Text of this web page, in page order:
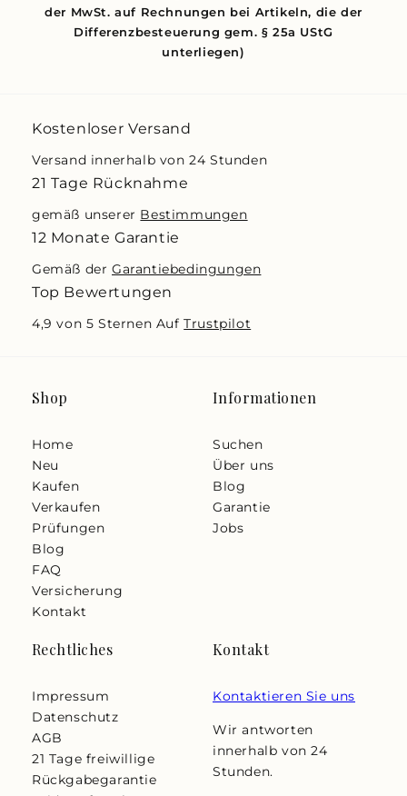
der MwSt. auf Rechnungen bei Artikeln, die der
Differenzbesteuerung gem. § 25a UStG
unterliegen)
Kostenloser Versand
Versand innerhalb von 24 Stunden
21 Tage Rücknahme
gemäß unserer Bestimmungen
12 Monate Garantie
Gemäß der Garantiebedingungen
Top Bewertungen
4,9 von 5 Sternen AufTrustpilot
Shop
Home
Neu
Kaufen
Verkaufen
Prüfungen
Blog
FAQ
Versicherung
Kontakt
Informationen
Suchen
Über uns
Blog
Garantie
Jobs
Rechtliches
Impressum
Datenschutz
AGB
21 Tage freiwillige
Rückgabegarantie
Kontakt
Kontaktieren Sie uns
Wir antworten
innerhalb von 24
Stunden.